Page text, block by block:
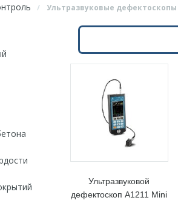
/ Ультразвуковые дефектоскопы
Ультразвуковой
дефектоскоп А1211 Mini